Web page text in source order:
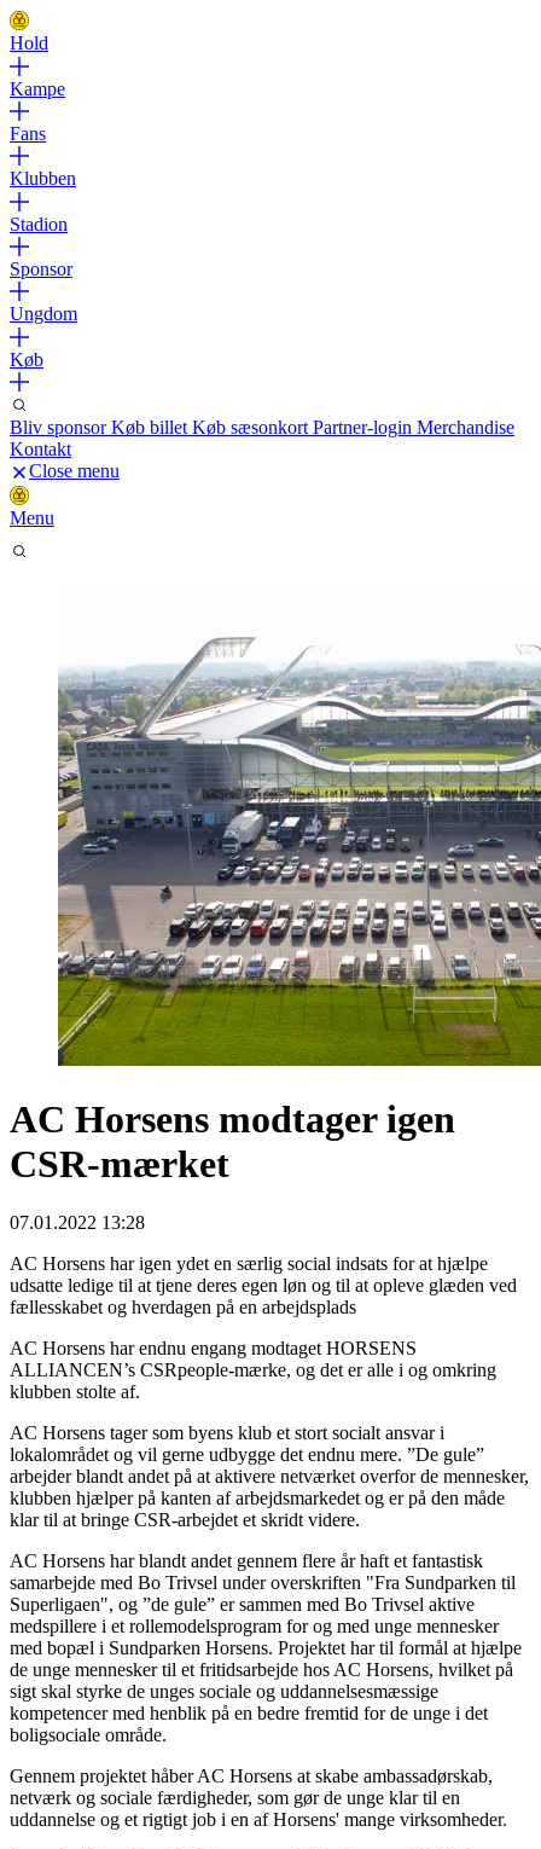
Hold
Kampe
Fans
Klubben
Stadion
Sponsor
Ungdom
Køb
Bliv sponsorKøb billet Køb sæsonkort Partner-login Merchandise
Kontakt
Close menu
Menu
AC Horsens modtager igen
CSR-mærket
07.01.2022 13:28
AC Horsens har igen ydet en særlig social indsats for at hjælpe
udsatte ledige til at tjene deres egen løn og til at opleve glæden ved
fællesskabet og hverdagen på en arbejdsplads
AC Horsens har endnu engang modtaget HORSENS
ALLIANCEN’s CSRpeople-mærke, og det er alle i og omkring
klubben stolte af.
AC Horsens tager som byens klub et stort socialt ansvar i
lokalområdet og vil gerne udbygge det endnu mere. ”De gule”
arbejder blandt andet på at aktivere netværket overfor de mennesker,
klubben hjælper på kanten af arbejdsmarkedet og er på den måde
klar til at bringe CSR-arbejdet et skridt videre.
AC Horsens har blandt andet gennem flere år haft et fantastisk
samarbejde med Bo Trivsel under overskriften "Fra Sundparken til
Superligaen", og ”de gule” er sammen med Bo Trivsel aktive
medspillere i et rollemodelsprogram for og med unge mennesker
med bopæl i Sundparken Horsens. Projektet har til formål at hjælpe
de unge mennesker til et fritidsarbejde hos AC Horsens, hvilket på
sigt skal styrke de unges sociale og uddannelsesmæssige
kompetencer med henblik på en bedre fremtid for de unge i det
boligsociale område.
Gennem projektet håber AC Horsens at skabe ambassadørskab,
netværk og sociale færdigheder, som gør de unge klar til en
uddannelse og et rigtigt job i en af Horsens' mange virksomheder.